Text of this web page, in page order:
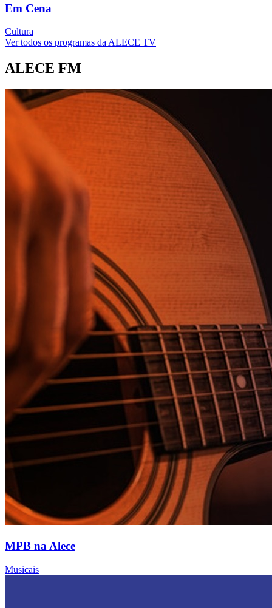
Em Cena
Cultura
Ver todos os programas da ALECE TV
ALECE FM
MPB na Alece
Musicais